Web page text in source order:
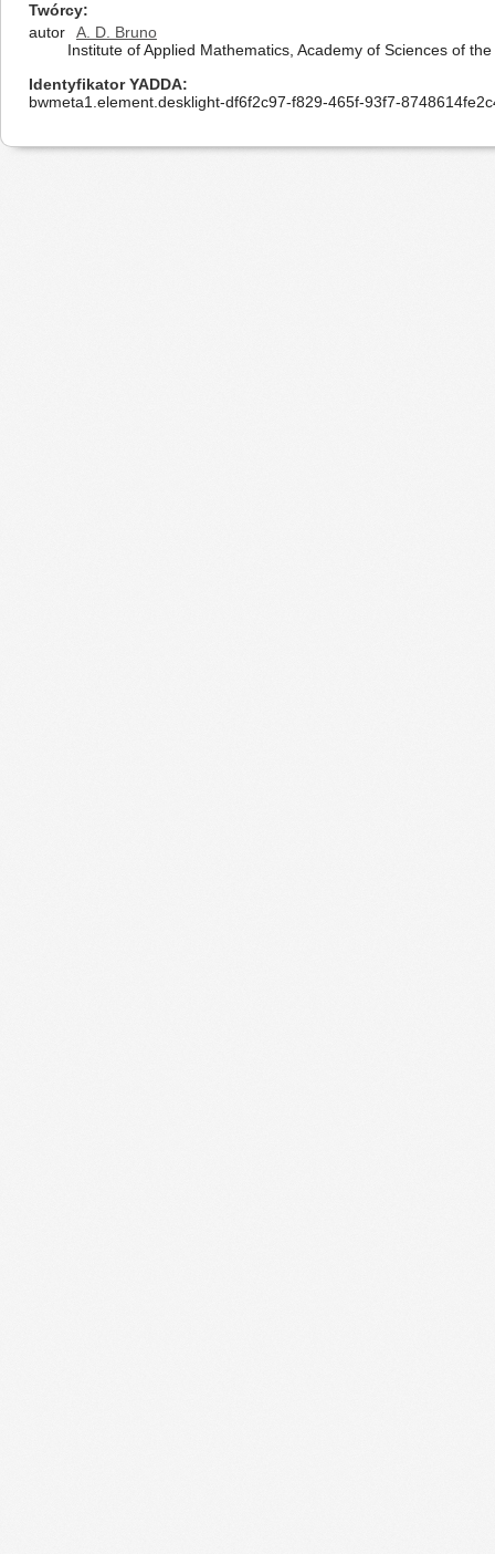
Twórcy
autor
A. D. Bruno
Institute of Applied Mathematics, Academy of Sciences of
Identyfikator YADDA
bwmeta1.element.desklight-df6f2c97-f829-465f-93f7-